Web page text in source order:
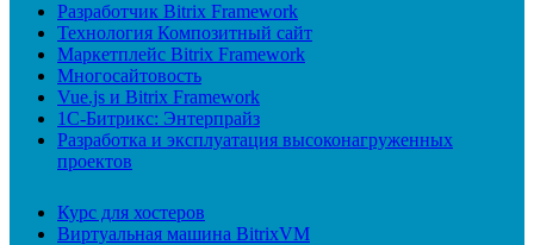
Разработчик Bitrix Framework
Технология Композитный сайт
Маркетплейс Bitrix Framework
Многосайтовость
Vue.js и Bitrix Framework
1С-Битрикс: Энтерпрайз
Разработка и эксплуатация высоконагруженных
проектов
Курс для хостеров
Виртуальная машина BitrixVM